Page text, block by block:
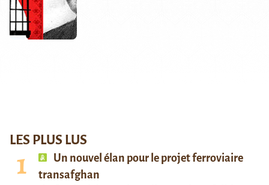
LES PLUS LUS
Un nouvel élan pour le projet ferroviaire
transafghan